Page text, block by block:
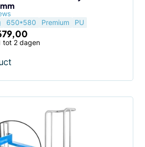
650*580 Premium PU
prijs
is:
tot 2 dagen